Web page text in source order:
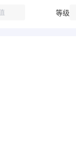
等级